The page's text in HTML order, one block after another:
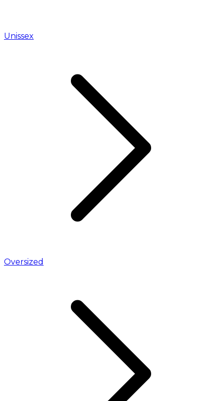
Unissex
Oversized